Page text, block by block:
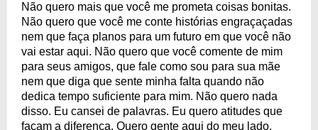
Não quero mais que você me prometa coisas bonitas.
Não quero que você me conte histórias engraçaçadas
nem que faça planos para um futuro em que você não
vai estar aqui. Não quero que você comente de mim
para seus amigos, que fale como sou para sua mãe
nem que diga que sente minha falta quando não
dedica tempo suficiente para mim. Não quero nada
disso. Eu cansei de palavras. Eu quero atitudes que
façam a diferença. Quero gente aqui do meu lado,